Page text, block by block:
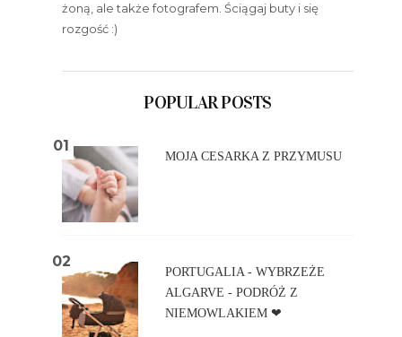
żoną, ale także fotografem. Ściągaj buty i się
rozgość :)
POPULAR POSTS
MOJA CESARKA Z PRZYMUSU
PORTUGALIA - WYBRZEŻE
ALGARVE - PODRÓŻ Z
NIEMOWLAKIEM ❤